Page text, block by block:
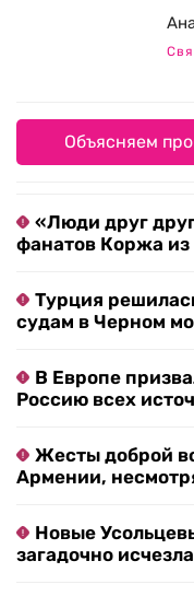
Объясняем
«Люди друг
фанатов Коржа из
Турция
судам в Черном
В Европе
Россию всех
Жесты доброй
Армении,
Новые
загадочно